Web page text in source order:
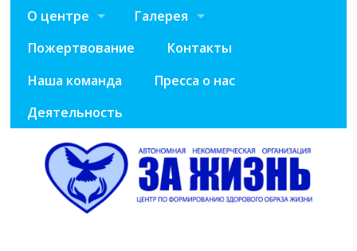
О центре
Галерея
Пожертвование
Контакты
Наша команда
Пресса о нас
Деятельность